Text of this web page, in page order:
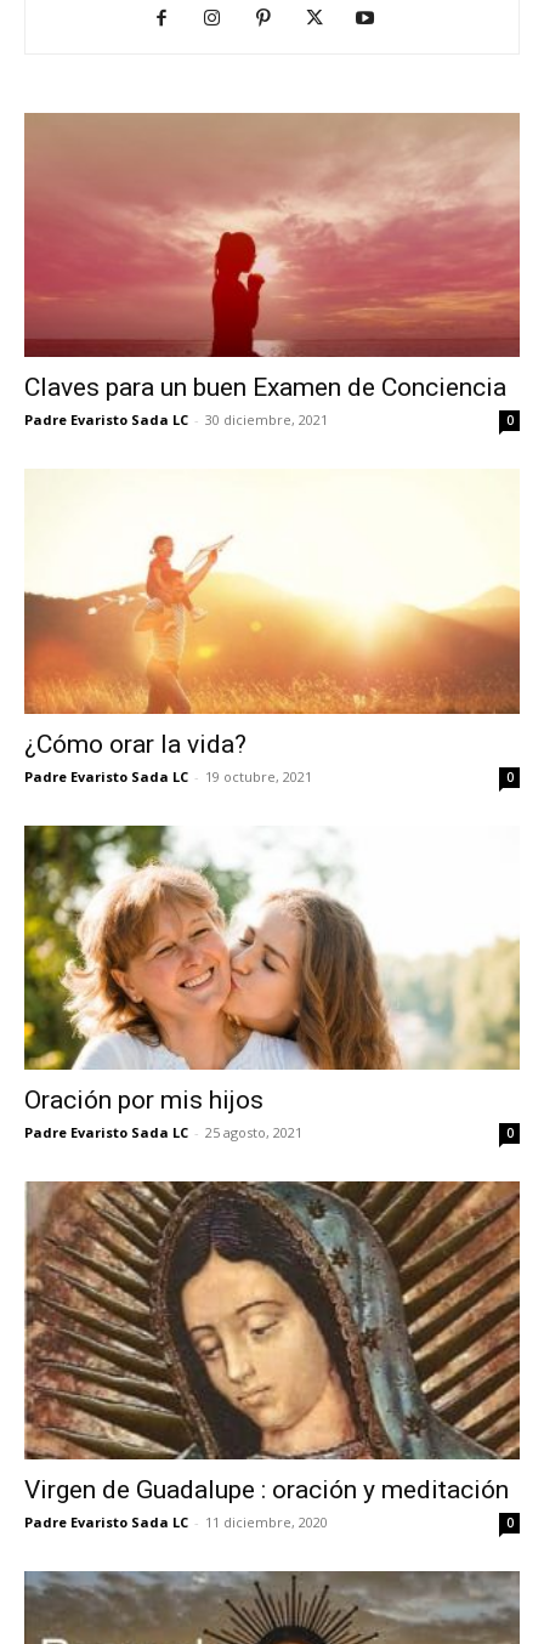
Claves para un buen Examen de Conciencia
Padre Evaristo Sada LC - 30 diciembre, 2021 0
¿Cómo orar la vida?
Padre Evaristo Sada LC - 19 octubre, 2021 0
Oración por mis hijos
Padre Evaristo Sada LC - 25 agosto, 2021 0
Virgen de Guadalupe : oración y meditación
Padre Evaristo Sada LC - 11 diciembre, 2020 0